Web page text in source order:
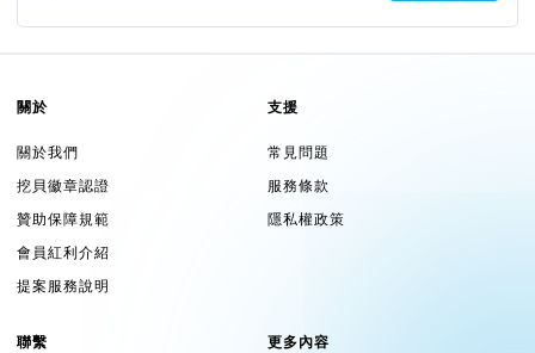
關於
關於我們
挖貝徽章認證
贊助保障規範
會員紅利介紹
提案服務說明
支援
常見問題
服務條款
隱私權政策
聯繫 更多內容